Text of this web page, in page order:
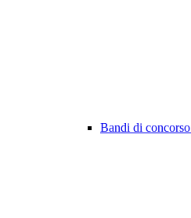
Bandi di concorso